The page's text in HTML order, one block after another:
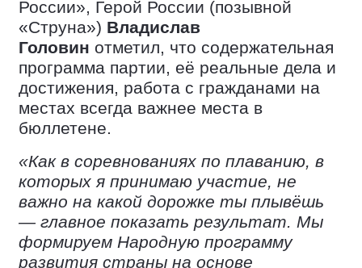
России», Герой России (позывной
«Струна») Владислав
Головин отметил, что содержательная
программа партии, её реальные дела и
достижения, работа с гражданами на
местах всегда важнее места в
бюллетене.
«Как в соревнованиях по плаванию, в
которых я принимаю участие, не
важно на какой дорожке ты плывёшь
— главное показать результат. Мы
формируем Народную программу
развития страны на основе